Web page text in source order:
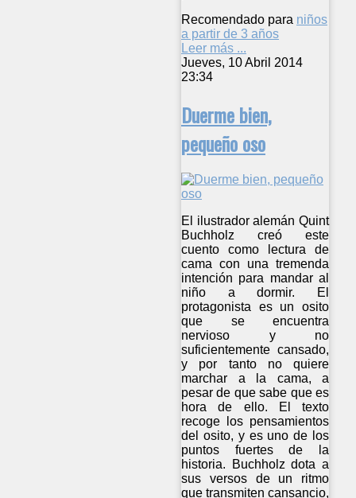
Recomendado para niños
a partir de 3 años
Leer más ...
Jueves, 10 Abril 2014
23:34
Duerme bien,
pequeño oso
El ilustrador alemán Quint
Buchholz creó este
cuento como lectura de
cama con una tremenda
intención para mandar al
niño a dormir. El
protagonista es un osito
que se encuentra
nervioso y no
suficientemente cansado,
y por tanto no quiere
marchar a la cama, a
pesar de que sabe que es
hora de ello. El texto
recoge los pensamientos
del osito, y es uno de los
puntos fuertes de la
historia. Buchholz dota a
sus versos de un ritmo
que transmiten cansancio,